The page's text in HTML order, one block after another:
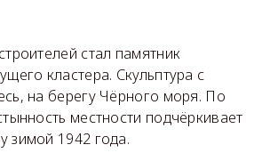
стал памятник
кластера. Скульптура с
на берегу Чёрного моря. По
местности подчёркивает
зимой 1942 года.